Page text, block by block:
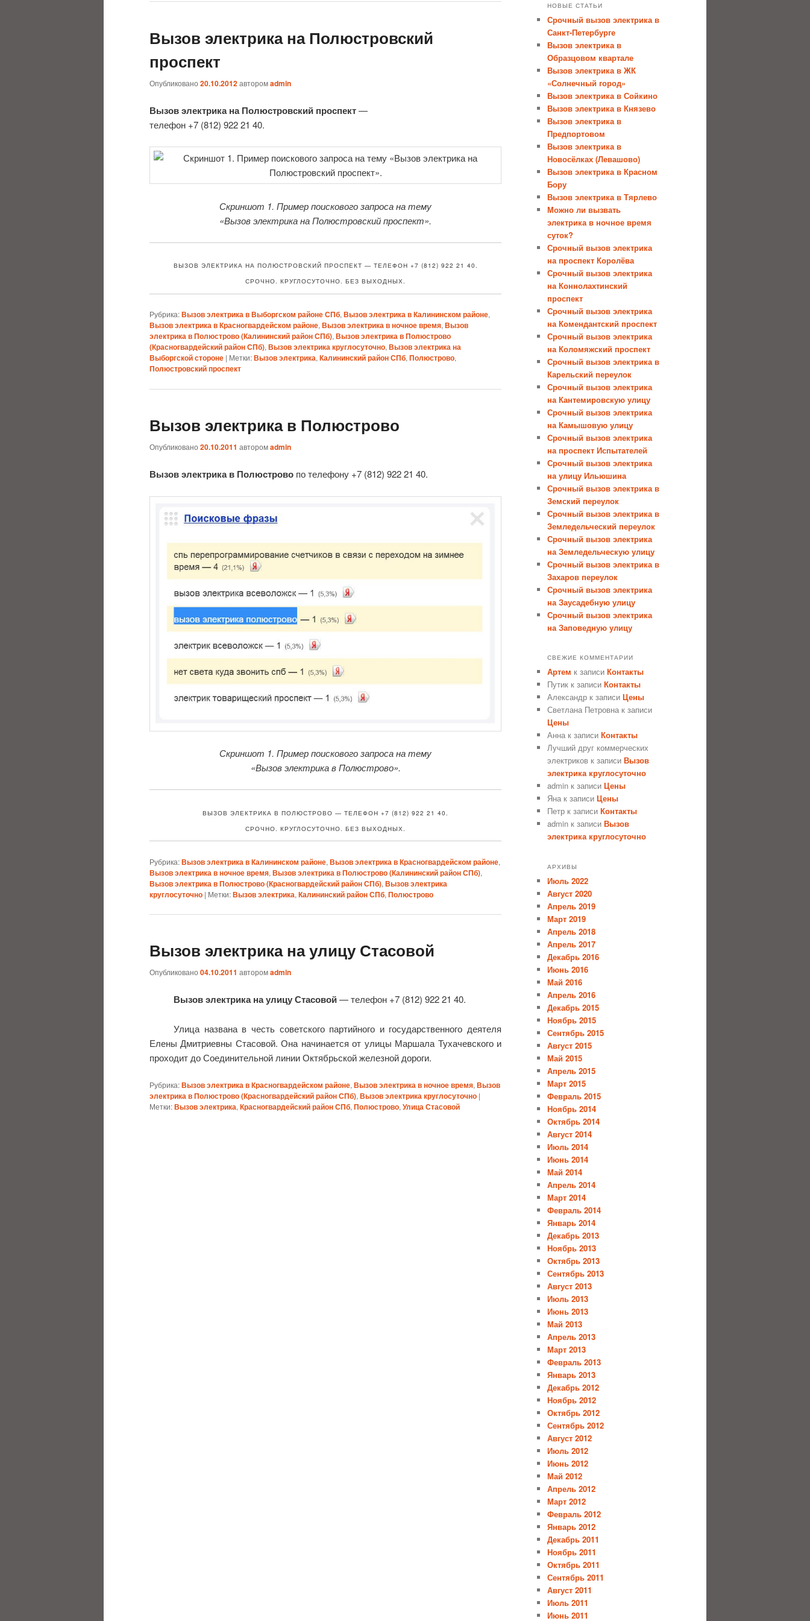
Вызов электрика на Полюстровский
проспект
Опубликовано 20.10.2012авторомadmin
Вызов электрика на Полюстровский проспект—
телефон +7 (812) 922 21 40.
Скриншот 1. Пример поискового запроса на тему
«Вызов электрика на Полюстровский проспект».
ВЫЗОВ ЭЛЕКТРИКА НА ПОЛЮСТРОВСКИЙ ПРОСПЕКТ — ТЕЛЕФОН +7 (812) 922 21 40.
СРОЧНО. КРУГЛОСУТОЧНО. БЕЗ ВЫХОДНЫХ.
Рубрика:Вызов электрика в Выборгском районе СПб, Вызов электрика в Калининском районе,
Вызов электрика в Красногвардейском районе, Вызов электрика в ночное время, Вызов
электрика в Полюстрово (Калининский район СПб), Вызов электрика в Полюстрово
(Красногвардейский район СПб), Вызов электрика круглосуточно, Вызов электрика на
Выборгской стороне | Метки:Вызов электрика, Калининский район СПб, Полюстрово,
Полюстровский проспект
Вызов электрика в Полюстрово
Опубликовано 20.10.2011 авторомadmin
Вызов электрика в Полюстрово по телефону +7 (812) 922 21 40.
Скриншот 1. Пример поискового запроса на тему
«Вызов электрика в Полюстрово».
ВЫЗОВ ЭЛЕКТРИКА В ПОЛЮСТРОВО — ТЕЛЕФОН +7 (812) 922 21 40.
СРОЧНО. КРУГЛОСУТОЧНО. БЕЗ ВЫХОДНЫХ.
Рубрика:Вызов электрика в Калининском районе, Вызов электрика в Красногвардейском районе,
Вызов электрика в ночное время, Вызов электрика в Полюстрово (Калининский район СПб),
Вызов электрика в Полюстрово (Красногвардейский район СПб), Вызов электрика
круглосуточно | Метки:Вызов электрика, Калининский район СПб, Полюстрово
Вызов электрика на улицу Стасовой
Опубликовано 04.10.2011 авторомadmin
Вызов электрика на улицу Стасовой— телефон +7 (812) 922 21 40.
Улица названа в честь советского партийного и государственного деятеля
Елены Дмитриевны Стасовой. Она начинается от улицы Маршала Тухачевского и
проходит до Соединительной линии Октябрьской железной дороги.
Рубрика:Вызов электрика в Красногвардейском районе, Вызов электрика в ночное время, Вызов
электрика в Полюстрово (Красногвардейский район СПб), Вызов электрика круглосуточно |
Метки:Вызов электрика, Красногвардейский район СПб, Полюстрово, Улица Стасовой
НОВЫЕ СТАТЬИ
Срочный вызов электрика в
Санкт-Петербурге
Вызов электрика в
Образцовом квартале
Вызов электрика в ЖК
«Солнечный город»
Вызов электрика в Сойкино
Вызов электрика в Князево
Вызов электрика в
Предпортовом
Вызов электрика в
Новосёлках (Левашово)
Вызов электрика в Красном
Бору
Вызов электрика в Тярлево
Можно ли вызвать
электрика в ночное время
суток?
Срочный вызов электрика
на проспект Королёва
Срочный вызов электрика
на Коннолахтинский
проспект
Срочный вызов электрика
на Комендантский проспект
Срочный вызов электрика
на Коломяжский проспект
Срочный вызов электрика в
Карельский переулок
Срочный вызов электрика
на Кантемировскую улицу
Срочный вызов электрика
на Камышовую улицу
Срочный вызов электрика
на проспект Испытателей
Срочный вызов электрика
на улицу Ильюшина
Срочный вызов электрика в
Земский переулок
Срочный вызов электрика в
Земледельческий переулок
Срочный вызов электрика
на Земледельческую улицу
Срочный вызов электрика в
Захаров переулок
Срочный вызов электрика
на Заусадебную улицу
Срочный вызов электрика
на Заповедную улицу
СВЕЖИЕ КОММЕНТАРИИ
Артем к записи Контакты
Путик к записи Контакты
Александр к записи Цены
Светлана Петровна к записи
Цены
Анна к записи Контакты
Лучший друг коммерческих
электриков к записи Вызов
электрика круглосуточно
admin к записи Цены
Яна к записи Цены
Петр к записи Контакты
admin к записи Вызов
электрика круглосуточно
АРХИВЫ
Июль 2022
Август 2020
Апрель 2019
Март 2019
Апрель 2018
Апрель 2017
Декабрь 2016
Июнь 2016
Май 2016
Апрель 2016
Декабрь 2015
Ноябрь 2015
Сентябрь 2015
Август 2015
Май 2015
Апрель 2015
Март 2015
Февраль 2015
Ноябрь 2014
Октябрь 2014
Август 2014
Июль 2014
Июнь 2014
Май 2014
Апрель 2014
Март 2014
Февраль 2014
Январь 2014
Декабрь 2013
Ноябрь 2013
Октябрь 2013
Сентябрь 2013
Август 2013
Июль 2013
Июнь 2013
Май 2013
Апрель 2013
Март 2013
Февраль 2013
Январь 2013
Декабрь 2012
Ноябрь 2012
Октябрь 2012
Сентябрь 2012
Август 2012
Июль 2012
Июнь 2012
Май 2012
Апрель 2012
Март 2012
Февраль 2012
Январь 2012
Декабрь 2011
Ноябрь 2011
Октябрь 2011
Сентябрь 2011
Август 2011
Июль 2011
Июнь 2011